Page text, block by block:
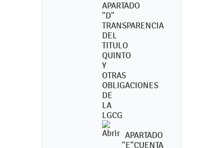
APARTADO
"D"
TRANSPARENCIA
DEL
TITULO
QUINTO
Y
OTRAS
OBLIGACIONES
DE
LA
LGCG
APARTADO
"E"CUENTA